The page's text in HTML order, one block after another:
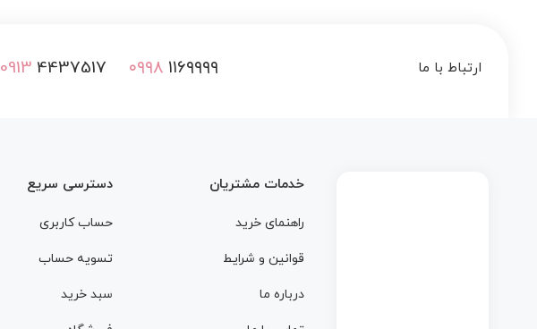
ارتباط با ما 0913 4437517 ۰۹۹۸ ۱۱۶۹۹۹۹
خدمات مشتریان
راهنمای خرید
قوانین و شرایط
درباره ما
دسترسی سریع
حساب کاربری
تسویه حساب
سبد خرید